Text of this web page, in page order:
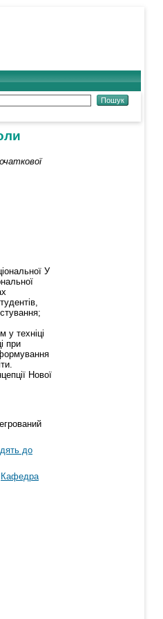
У
у техніці
при
Нової
до
Кафедра